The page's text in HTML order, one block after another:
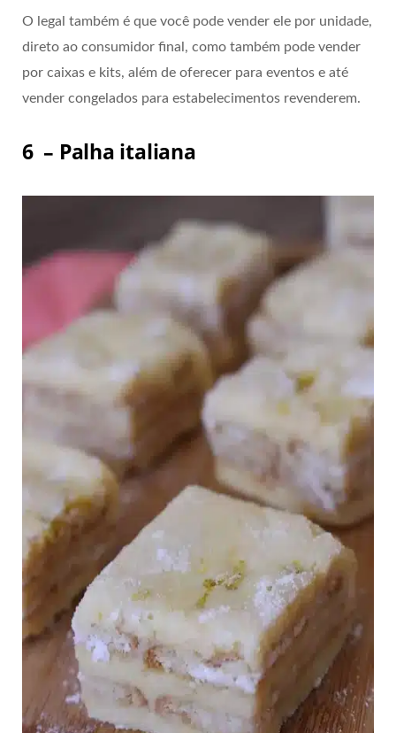
O legal também é que você pode vender ele por unidade,
direto ao consumidor final, como também pode vender
por caixas e kits, além de oferecer para eventos e até
vender congelados para estabelecimentos revenderem.
6 – Palha italiana